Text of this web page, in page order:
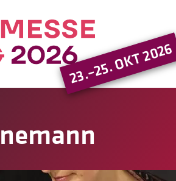
23.–25. OKT 2026